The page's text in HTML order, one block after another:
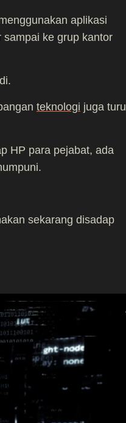
aplikasi
ke grup kantor
teknologi juga
HP para pejabat, ada
sekarang disadap